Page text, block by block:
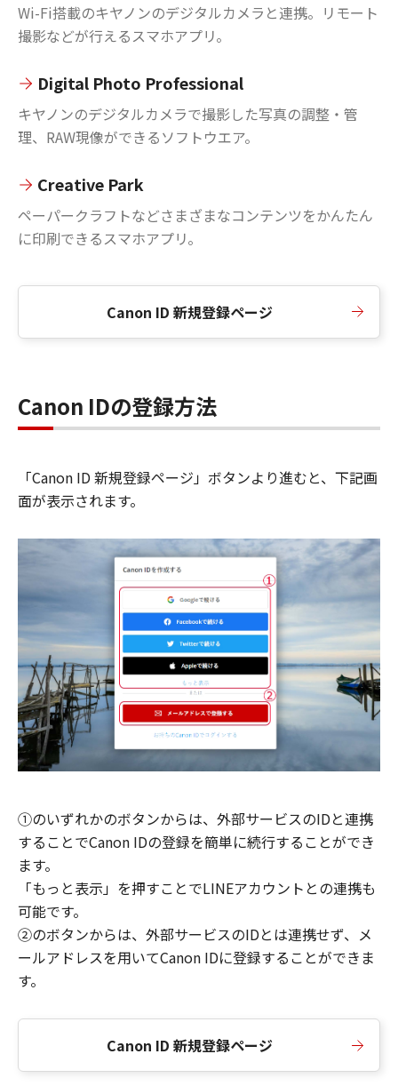
Wi-Fi搭載のキヤノンのデジタルカメラと連携。リモート
撮影などが行えるスマホアプリ。
Digital Photo Professional
キヤノンのデジタルカメラで撮影した写真の調整・管
理、RAW現像ができるソフトウエア。
Creative Park
ペーパークラフトなどさまざまなコンテンツをかんたん
に印刷できるスマホアプリ。
Canon ID 新規登録ページ
Canon IDの登録方法
「Canon ID 新規登録ページ」ボタンより進むと、下記画
面が表示されます。
①のいずれかのボタンからは、外部サービスのIDと連携
することでCanon IDの登録を簡単に続行することができ
ます。
「もっと表示」を押すことでLINEアカウントとの連携も
可能です。
②のボタンからは、外部サービスのIDとは連携せず、メ
ールアドレスを用いてCanon IDに登録することができま
す。
Canon ID 新規登録ページ